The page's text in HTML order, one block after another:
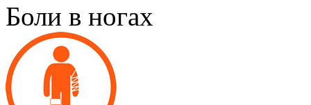
Боли в ногах